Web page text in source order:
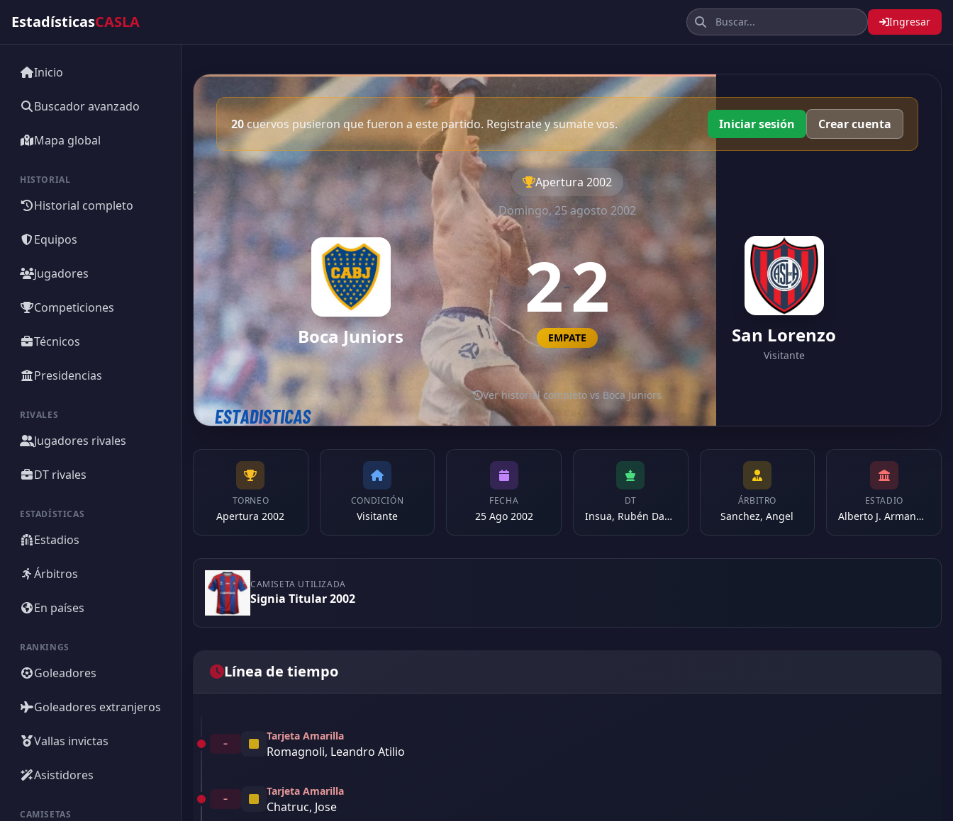
EstadísticasCASLA Ingresar
Inicio
Buscador avanzado
Mapa global
HISTORIAL
Historial completo
Equipos
Jugadores
Competiciones
Técnicos
Presidencias
RIVALES
Jugadores rivales
DT rivales
ESTADÍSTICAS
Estadios
Árbitros
En países
RANKINGS
Goleadores
Goleadores extranjeros
Vallas invictas
Asistidores
CAMISETAS
20cuervos pusieron que fueron a este partido. Registrate y sumate vos. Iniciar sesión Crear cuenta
Apertura 2002
Domingo, 25 agosto 2002
Boca Juniors
Local
2-2
EMPATE San Lorenzo
Visitante
Ver historial completo vs Boca Juniors
TORNEO
Apertura 2002
CONDICIÓN
Visitante
FECHA
25 Ago 2002
DT
Insua, Rubén Darío
ÁRBITRO
Sanchez, Angel
ESTADIO
Alberto J. Armando (Argentina)
CAMISETA UTILIZADA
Signia Titular 2002
Línea de tiempo
–
Tarjeta Amarilla
Romagnoli, Leandro Atilio
–
Tarjeta Amarilla
Chatruc, Jose